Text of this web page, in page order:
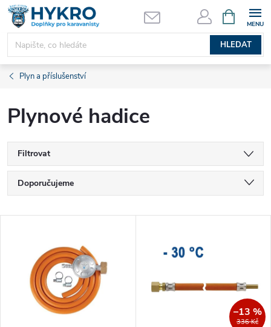
Přejít
obsah
HLEDAT
NÁKUPNÍ
KOŠÍK
Plyn a příslušenství
Plynové hadice
Filtrovat
Ř
a
Doporučujeme
Nejprodávanější
Abecedně
336 Kč
–13 %